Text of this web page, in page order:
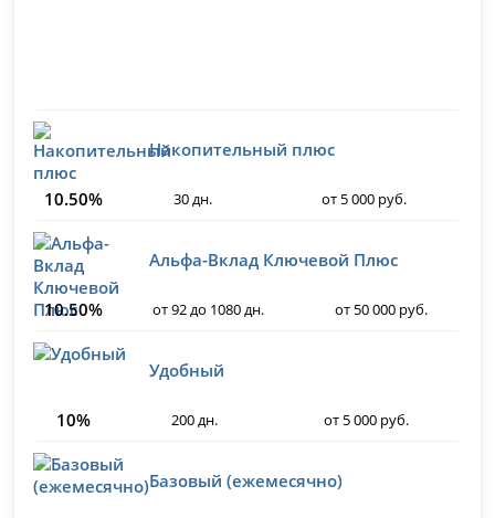
Накопительный плюс
10.50% 30 дн. от 5 000 руб.
Альфа-Вклад Ключевой Плюс
10.50% от 92 до 1080 дн. от 50 000 руб.
Удобный
10% 200 дн. от 5 000 руб.
Базовый (ежемесячно)